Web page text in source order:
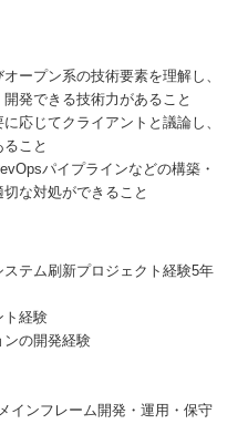
ープン系の技術要素を理解し、
発できる技術力があること
応じてクライアントと議論し、
こと
パイプラインなどの構築・
な対処ができること
テム刷新プロジェクト経験5年
ト経験
ンの開発経験
インフレーム開発・運用・保守